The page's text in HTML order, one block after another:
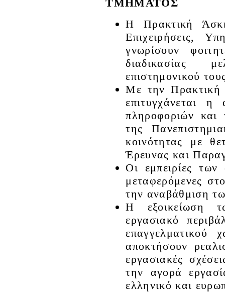
ΤΜΗΜΑΤΟΣ
Η Πρακτική
Επιχειρήσεις,
γνωρίσουν
διαδικασίας
επιστημονικού
Με την Πρακτική
επιτυγχάνεται
πληροφοριών
της
κοινότητας με
Έρευνας και
Οι εμπειρίες
μεταφερόμενες
την αναβάθμιση
Η εξοικείωση
εργασιακό
επαγγελματικού
αποκτήσουν
εργασιακές
την αγορά
ελληνικό και